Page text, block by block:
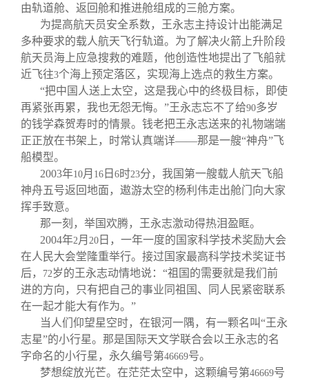
由轨道舱、返回舱和推进舱组成的三舱方案。
为提高航天员安全系数，王永志主持设计出能满足
多种要求的载人航天飞行轨道。为了解决火箭上升阶段
航天员海上应急搜救的难题，他创造性地提出了飞船就
近飞往3个海上预定落区，实现海上选点的救生方案。
“把中国人送上太空，这是我心中的终极目标，即使
再紧张再累，我也无怨无悔。”王永志忘不了给90多岁
的钱学森贺寿时的情景。钱老把王永志送来的礼物端端
正正放在书架上，时常认真端详——那是一艘“神舟”飞
船模型。
2003年10月 16 日 6时23分，我国第一艘载人航天飞船
神舟五号返回地面，遨游太空的杨利伟走出舱门向大家
挥手致意。
那一刻，举国欢腾，王永志激动得热泪盈眶。
2004年2月 20 日，一年一度的国家科学技术奖励大会
在人民大会堂隆重举行。接过国家最高科学技术奖证书
后，
72岁的王永志动情地说：“祖国的需要就是我们前
进的方向，只有把自己的事业同祖国、同人民紧密联系
在一起才能大有作为。”
当人们仰望星空时，在银河一隅，有一颗名叫“王永
志星”的小行星。那是国际天文学联合会以王永志的名
字命名的小行星，永久编号第46669号。
梦想绽放光芒。在茫茫太空中，这颗编号第46669号